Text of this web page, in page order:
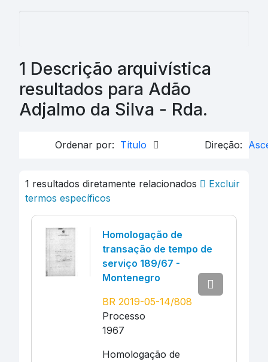
1 Descrição arquivística
resultados para Adão
Adjalmo da Silva - Rda.
Ordenar por: Título Direção:
1 resultados diretamente relacionados
Excluir
termos específicos
Homologação de
transação de tempo de
serviço 189/67 -
Montenegro
BR 2019-05-14/808
Processo
1967
Homologação de